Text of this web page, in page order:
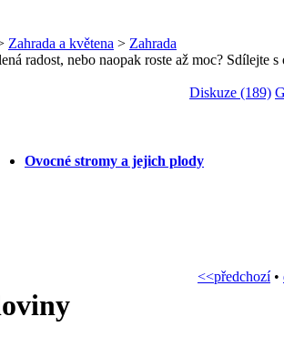
Zahrada a květena > Zahrada
radost, nebo naopak roste až moc? Sdílejte
Diskuze (189)
Ovocné stromy a jejich plody
<<předchozí•